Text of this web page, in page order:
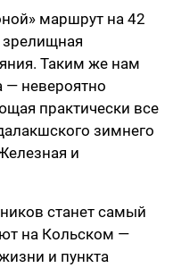
маршрут на 42
зрелищная
Таким же нам
— невероятно
практически все
зимнего
и
станет самый
на Кольском —
и пункта